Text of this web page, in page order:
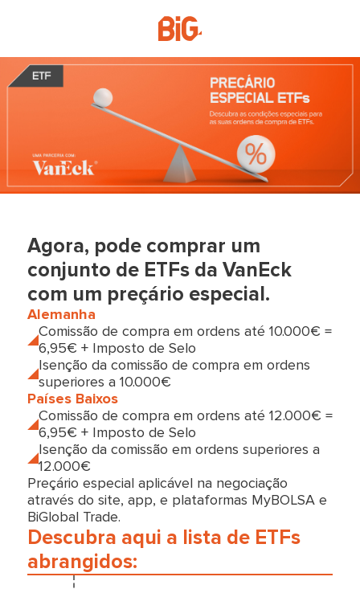
Agora, pode comprar um
conjunto de ETFs da VanEck
com um preçário especial.
Alemanha
Comissão de compra em ordens até 10.000€ =
6,95€ + Imposto de Selo
Isenção da comissão de compra em ordens
superiores a 10.000€
Países Baixos
Comissão de compra em ordens até 12.000€ =
6,95€ + Imposto de Selo
Isenção da comissão em ordens superiores a
12.000€
Preçário especial aplicável na negociação
através do site, app, e plataformas MyBOLSA e
BiGlobal Trade.
Descubra aqui a lista de ETFs
abrangidos: